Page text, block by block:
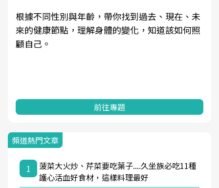
根據不同性別與年齡，帶你找到過去、現在、未
來的健康節點，理解身體的變化，知道該如何照
顧自己。
前往專題
頻道熱門文章
1
菠菜大火炒、芹菜要吃葉子....久坐族必吃11種
護心活血好食材，這樣料理最好